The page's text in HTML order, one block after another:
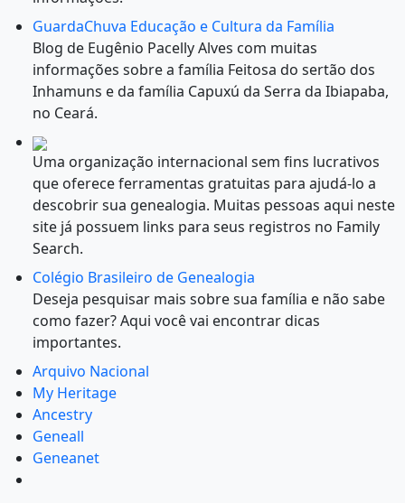
GuardaChuva Educação e Cultura da Família
Blog de Eugênio Pacelly Alves com muitas
informações sobre a família Feitosa do sertão dos
Inhamuns e da família Capuxú da Serra da Ibiapaba,
no Ceará.
Uma organização internacional sem fins lucrativos
que oferece ferramentas gratuitas para ajudá-lo a
descobrir sua genealogia. Muitas pessoas aqui neste
site já possuem links para seus registros no Family
Search.
Colégio Brasileiro de Genealogia
Deseja pesquisar mais sobre sua família e não sabe
como fazer? Aqui você vai encontrar dicas
importantes.
Arquivo Nacional
My Heritage
Ancestry
Geneall
Geneanet